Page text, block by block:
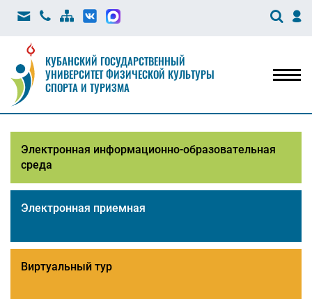
КУБАНСКИЙ ГОСУДАРСТВЕННЫЙ
УНИВЕРСИТЕТ ФИЗИЧЕСКОЙ КУЛЬТУРЫ
СПОРТА И ТУРИЗМА
Электронная информационно-образовательная
среда
Электронная приемная
Виртуальный тур